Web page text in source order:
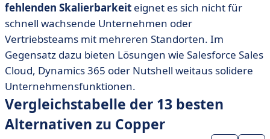
fehlenden Skalierbarkeit eignet es sich nicht für
schnell wachsende Unternehmen oder
Vertriebsteams mit mehreren Standorten. Im
Gegensatz dazu bieten Lösungen wie Salesforce Sales
Cloud, Dynamics 365 oder Nutshell weitaus solidere
Unternehmensfunktionen.
Vergleichstabelle der 13 besten
Alternativen zu Copper